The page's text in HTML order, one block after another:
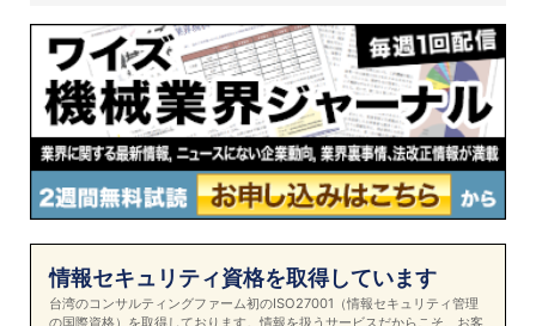
情報セキュリティ資格を取得しています
台湾のコンサルティングファーム初のISO27001（情報セキュリティ管理
の国際資格）を取得しております。情報を扱うサービスだからこそ、お客